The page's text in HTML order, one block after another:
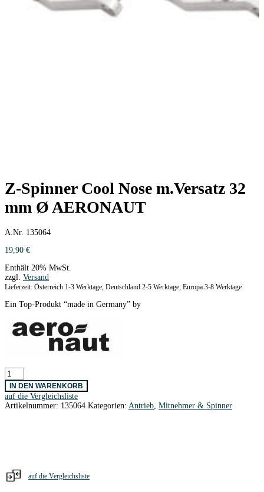
Z-Spinner Cool Nose m.Versatz 32
mm Ø AERONAUT
A.Nr. 135064
19,90 €
Enthält 20% MwSt.
zzgl. Versand
Lieferzeit: Österreich 1-3 Werktage, Deutschland 2-5 Werktage, Europa 3-8 Werktage
Ein Top-Produkt “made in Germany” by
Z-
Spinner
Cool
Nose
m.Versatz
IN DEN WARENKORB
auf die Vergleichsliste
Artikelnummer: 135064 Kategorien: Antrieb Mitnehmer & Spinner
auf die Vergleichsliste